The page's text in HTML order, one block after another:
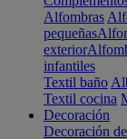
Alfombras
pequeñas
exterior
infantiles
Textil baño
Textil cocina
Decoración
Decoración